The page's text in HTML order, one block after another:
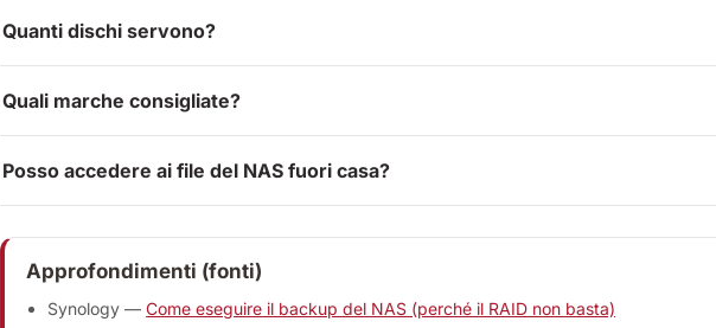
Quanti dischi servono?
Quali marche consigliate?
Posso accedere ai file del NAS fuori casa?
Approfondimenti (fonti)
Synology — Come eseguire il backup del NAS (perché il RAID non basta)